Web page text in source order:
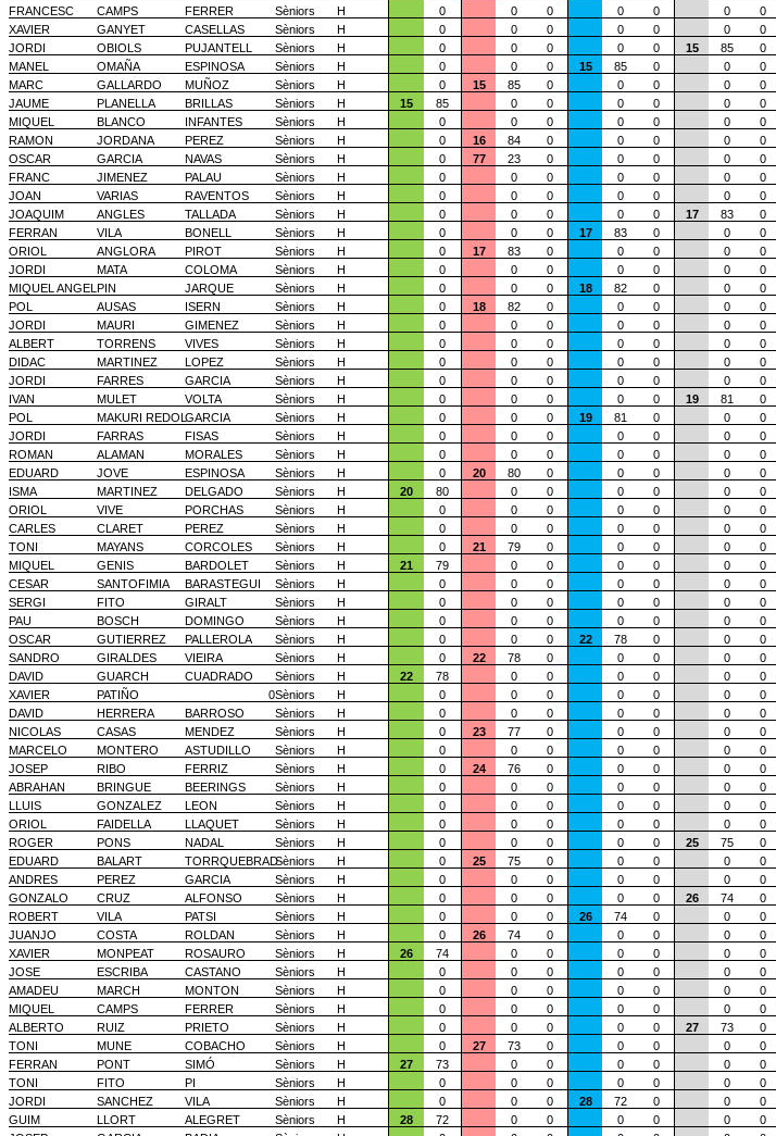
FRANCESC
CAMPS FERRER Sèniors H 0 0 0 0 0 0 0
XAVIER
GANYET CASELLAS Sèniors H 0 0 0 0 0 0 0
JORDI
OBIOLS PUJANTELL Sèniors H 0 0 0 0 0 15 85 0
MANEL
OMAÑA ESPINOSA Sèniors H 0 0 0 15 85 0 0 0
MARC
GALLARDO MUÑOZ Sèniors H 0 15 85 0 0 0 0 0
JAUME
PLANELLA BRILLAS Sèniors H 15 85 0 0 0 0 0 0
MIQUEL
BLANCO INFANTES Sèniors H 0 0 0 0 0 0 0
RAMON
JORDANA PEREZ Sèniors H 0 16 84 0 0 0 0 0
OSCAR
GARCIA NAVAS Sèniors H 0 77 23 0 0 0 0 0
FRANC
JIMENEZ PALAU Sèniors H 0 0 0 0 0 0 0
JOAN
VARIAS RAVENTOS Sèniors H 0 0 0 0 0 0 0
JOAQUIM
ANGLES TALLADA Sèniors H 0 0 0 0 0 17 83 0
FERRAN
VILA BONELL Sèniors H 0 0 0 17 83 0 0 0
ORIOL
ANGLORA PIROT Sèniors H 0 17 83 0 0 0 0 0
JORDI
MATA COLOMA Sèniors H 0 0 0 0 0 0 0
MIQUEL ANGEL PIN JARQUE Sèniors H 0 0 0 18 82 0 0 0
POL
AUSAS ISERN Sèniors H 0 18 82 0 0 0 0 0
JORDI
MAURI GIMENEZ Sèniors H 0 0 0 0 0 0 0
ALBERT
TORRENS VIVES Sèniors H 0 0 0 0 0 0 0
DIDAC
MARTINEZ LOPEZ Sèniors H 0 0 0 0 0 0 0
JORDI
FARRES GARCIA Sèniors H 0 0 0 0 0 0 0
IVAN
MULET VOLTA Sèniors H 0 0 0 0 0 19 81 0
POL
MAKURI REDOLGARCIA Sèniors H 0 0 0 19 81 0 0 0
JORDI
FARRAS FISAS Sèniors H 0 0 0 0 0 0 0
ROMAN
ALAMAN MORALES Sèniors H 0 0 0 0 0 0 0
EDUARD
JOVE ESPINOSA Sèniors H 0 20 80 0 0 0 0 0
ISMA
MARTINEZ DELGADO Sèniors H 20 80 0 0 0 0 0 0
ORIOL
VIVE PORCHAS Sèniors H 0 0 0 0 0 0 0
CARLES
CLARET PEREZ Sèniors H 0 0 0 0 0 0 0
TONI
MAYANS CORCOLES Sèniors H 0 21 79 0 0 0 0 0
MIQUEL
GENIS BARDOLET Sèniors H 21 79 0 0 0 0 0 0
CESAR
SANTOFIMIA BARASTEGUI Sèniors H 0 0 0 0 0 0 0
SERGI
FITO GIRALT Sèniors H 0 0 0 0 0 0 0
PAU
BOSCH DOMINGO Sèniors H 0 0 0 0 0 0 0
OSCAR
GUTIERREZ PALLEROLA Sèniors H 0 0 0 22 78 0 0 0
SANDRO
GIRALDES VIEIRA Sèniors H 0 22 78 0 0 0 0 0
DAVID
GUARCH CUADRADO Sèniors H 22 78 0 0 0 0 0 0
XAVIER
PATIÑO 0Sèniors H 0 0 0 0 0 0 0
DAVID
HERRERA BARROSO Sèniors H 0 0 0 0 0 0 0
NICOLAS
CASAS MENDEZ Sèniors H 0 23 77 0 0 0 0 0
MARCELO
MONTERO ASTUDILLO Sèniors H 0 0 0 0 0 0 0
JOSEP
RIBO FERRIZ Sèniors H 0 24 76 0 0 0 0 0
ABRAHAN
BRINGUE BEERINGS Sèniors H 0 0 0 0 0 0 0
LLUIS
GONZALEZ LEON Sèniors H 0 0 0 0 0 0 0
ORIOL
FAIDELLA LLAQUET Sèniors H 0 0 0 0 0 0 0
ROGER
PONS NADAL Sèniors H 0 0 0 0 0 25 75 0
EDUARD
BALART TORRQUEBRADSèniors H 0 25 75 0 0 0 0 0
ANDRES
PEREZ GARCIA Sèniors H 0 0 0 0 0 0 0
GONZALO
CRUZ ALFONSO Sèniors H 0 0 0 0 0 26 74 0
ROBERT
VILA PATSI Sèniors H 0 0 0 26 74 0 0 0
JUANJO
COSTA ROLDAN Sèniors H 0 26 74 0 0 0 0 0
XAVIER
MONPEAT ROSAURO Sèniors H 26 74 0 0 0 0 0 0
JOSE
ESCRIBA CASTANO Sèniors H 0 0 0 0 0 0 0
AMADEU
MARCH MONTON Sèniors H 0 0 0 0 0 0 0
MIQUEL
CAMPS FERRER Sèniors H 0 0 0 0 0 0 0
ALBERTO
RUIZ PRIETO Sèniors H 0 0 0 0 0 27 73 0
TONI
MUNE COBACHO Sèniors H 0 27 73 0 0 0 0 0
FERRAN
PONT SIMÓ Sèniors H 27 73 0 0 0 0 0 0
TONI
FITO PI Sèniors H 0 0 0 0 0 0 0
JORDI
SANCHEZ VILA Sèniors H 0 0 0 28 72 0 0 0
GUIM
LLORT ALEGRET Sèniors H 28 72 0 0 0 0 0 0